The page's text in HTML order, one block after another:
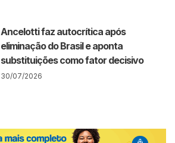
Ancelotti faz autocrítica após
eliminação do Brasil e aponta
substituições como fator decisivo
30/07/2026